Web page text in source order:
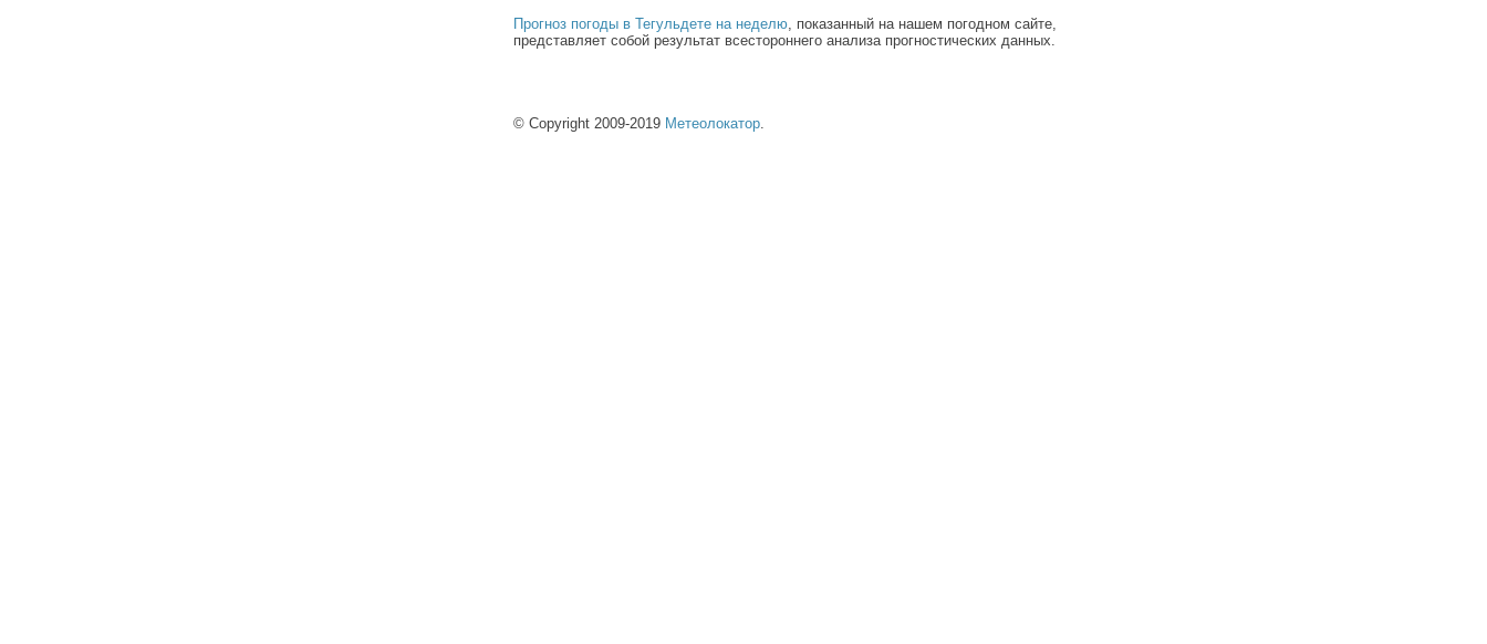
Прогноз погоды в Тегульдете на неделю , показанный на нашем погодном сайте,
представляет собой результат всестороннего анализа прогностических данных.
© Copyright 2009-2019 Метеолокатор